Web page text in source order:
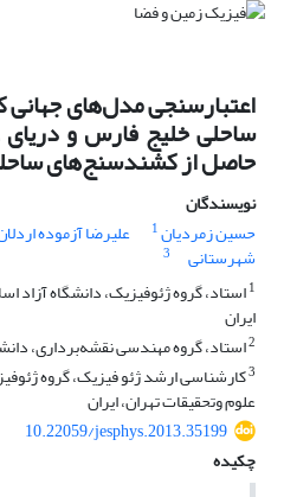
اعتبار‌سنجی مدل‌های
ساحلی خلیج فارس و دریای
حاصل از کشندسنج‌های
نویسندگان
حسین زمردیان1 علیرضا آزموده
شهرستانی
3
1استاد، گروه ژئوفیزیک، دانشگاه آزاد
ایران
2استاد، گروه مهندسی نقشه‌برداری،
3کارشناسی ارشد ژئو فیزیک، گروه
علوم وتحقیقات تهران، ایران
10.22059/jesphys.2013.35199
چکیده